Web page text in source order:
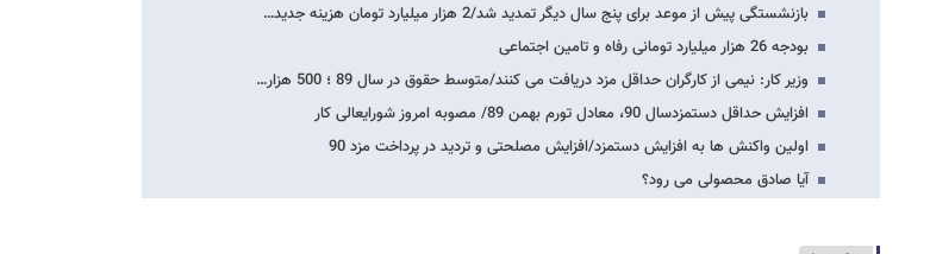
بازنشستگی پیش از موعد برای پنج سال دیگر تمدید شد/2 هزار میلیارد تومان هزینه جدید…
بودجه 26 هزار میلیارد تومانی رفاه و تامین اجتماعی
وزیر کار: نیمی از کارگران حداقل مزد دریافت می کنند/متوسط حقوق در سال 89 ؛ 500 هزار…
افزایش حداقل دستمزدسال 90، معادل تورم بهمن 89/ مصوبه امروز شورایعالی کار
اولین واکنش ها به افزایش دستمزد/افزایش مصلحتی و تردید در پرداخت مزد 90
آیا صادق محصولی می رود؟